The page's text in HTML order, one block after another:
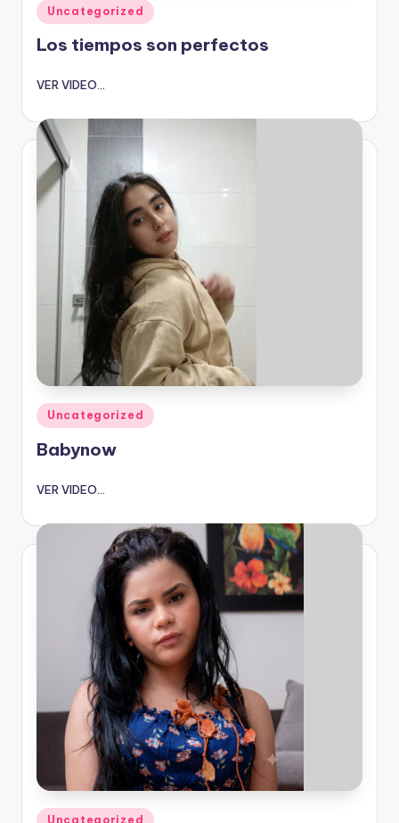
Publicado
en
Uncategorized
Los tiempos son perfectos
VER VIDEO...
Publicado
en
Uncategorized
Babynow
VER VIDEO...
Publicado
Uncategorized